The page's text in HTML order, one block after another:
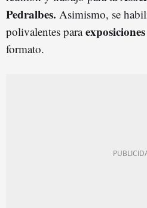
Pedralbes. Asimismo, se
polivalentes para
formato.